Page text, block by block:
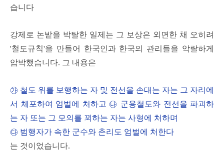
습니다
강제로 논밭을 박탈한 일제는 그 보상은 외면한 채 오히려
'철도규칙'을 만들어 한국인과 한국의 관리들을 악랄하게
압박했습니다. 그 내용은
㉮ 철도 위를 보행하는 자 및 전선을 손대는 자는 그 자리에
서 체포하여 엄벌에 처하고 ㉯ 군용철도와 전선을 파괴하
는 자 또는 그 모의를 꾀하는 자는 사형에 처하며
㉰ 범행자가 속한 군수와 촌리도 엄벌에 처한다
는 것이었습니다.